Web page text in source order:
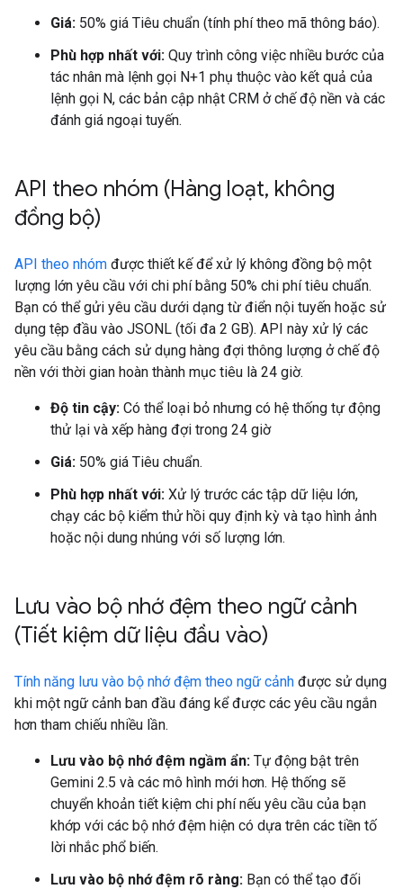
Giá: 50% giá Tiêu chuẩn (tính phí theo mã thông báo).
Phù hợp nhất với: Quy trình công việc nhiều bước của
tác nhân mà lệnh gọi N+1 phụ thuộc vào kết quả của
lệnh gọi N, các bản cập nhật CRM ở chế độ nền và các
đánh giá ngoại tuyến.
API theo nhóm (Hàng loạt, không
đồng bộ)
API theo nhóm được thiết kế để xử lý không đồng bộ một
lượng lớn yêu cầu với chi phí bằng 50% chi phí tiêu chuẩn.
Bạn có thể gửi yêu cầu dưới dạng từ điển nội tuyến hoặc sử
dụng tệp đầu vào JSONL (tối đa 2 GB). API này xử lý các
yêu cầu bằng cách sử dụng hàng đợi thông lượng ở chế độ
nền với thời gian hoàn thành mục tiêu là 24 giờ.
Độ tin cậy: Có thể loại bỏ nhưng có hệ thống tự động
thử lại và xếp hàng đợi trong 24 giờ
Giá: 50% giá Tiêu chuẩn.
Phù hợp nhất với: Xử lý trước các tập dữ liệu lớn,
chạy các bộ kiểm thử hồi quy định kỳ và tạo hình ảnh
hoặc nội dung nhúng với số lượng lớn.
Lưu vào bộ nhớ đệm theo ngữ cảnh
(Tiết kiệm dữ liệu đầu vào)
Tính năng lưu vào bộ nhớ đệm theo ngữ cảnh được sử dụng
khi một ngữ cảnh ban đầu đáng kể được các yêu cầu ngắn
hơn tham chiếu nhiều lần.
Lưu vào bộ nhớ đệm ngầm ẩn: Tự động bật trên
Gemini 2.5 và các mô hình mới hơn. Hệ thống sẽ
chuyển khoản tiết kiệm chi phí nếu yêu cầu của bạn
khớp với các bộ nhớ đệm hiện có dựa trên các tiền tố
lời nhắc phổ biến.
Lưu vào bộ nhớ đệm rõ ràng: Bạn có thể tạo đối